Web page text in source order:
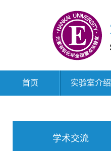
首页 实验室介绍
学术交流